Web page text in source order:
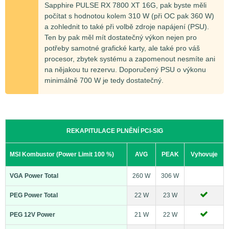
Sapphire PULSE RX 7800 XT 16G, pak byste měli
počítat s hodnotou kolem 310 W (při OC pak 360 W)
a zohlednit to také při volbě zdroje napájení (PSU).
Ten by pak měl mít dostatečný výkon nejen pro
potřeby samotné grafické karty, ale také pro váš
procesor, zbytek systému a zapomenout nesmíte ani
na nějakou tu rezervu. Doporučený PSU o výkonu
minimálně 700 W je tedy dostatečný.
REKAPITULACE PLNĚNÍ PCI-SIG
MSI Kombustor (Power Limit 100 %) AVG PEAK Vyhovuje
VGA Power Total 260 W 306 W
PEG Power Total 22 W 23 W
PEG 12V Power 21 W 22 W